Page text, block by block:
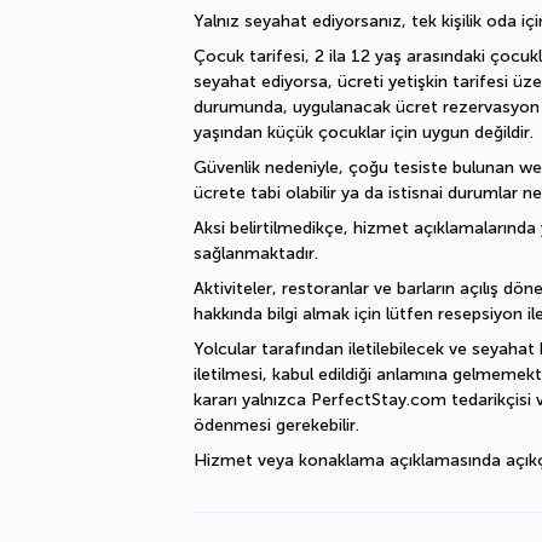
Yalnız seyahat ediyorsanız, tek kişilik oda
Çocuk tarifesi, 2 ila 12 yaş arasındaki
seyahat ediyorsa, ücreti yetişkin tarifesi
durumunda, uygulanacak ücret
yaşından küçük çocuklar için uygun değildir.
Güvenlik nedeniyle, çoğu tesiste bulunan
ücrete tabi olabilir ya da istisnai durumlar
Aksi belirtilmedikçe, hizmet
sağlanmaktadır.
Aktiviteler, restoranlar ve barların açılış
hakkında bilgi almak için lütfen resepsiyon
Yolcular tarafından iletilebilecek ve
iletilmesi, kabul edildiği anlamına
kararı yalnızca PerfectStay.com tedarikçisi
ödenmesi gerekebilir.
Hizmet veya konaklama açıklamasında